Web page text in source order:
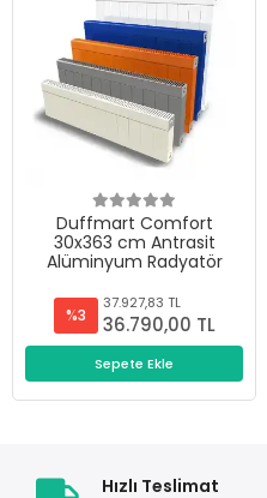
Duffmart Comfort
30x363 cm Antrasit
Alüminyum Radyatör
%3
37.927,83 TL
36.790,00 TL
Sepete Ekle
Hızlı Teslimat